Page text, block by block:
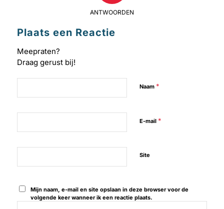
ANTWOORDEN
Plaats een Reactie
Meepraten?
Draag gerust bij!
Naam *
E-mail *
Site
Mijn naam, e-mail en site opslaan in deze browser voor de
volgende keer wanneer ik een reactie plaats.